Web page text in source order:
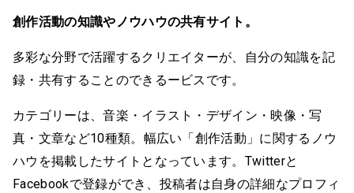
創作活動の知識やノウハウの共有サイト。
多彩な分野で活躍するクリエイターが、自分の知識を記
録・共有することのできるービスです。
カテゴリーは、音楽・イラスト・デザイン・映像・写
真・文章など10種類。幅広い「創作活動」に関するノウ
ハウを掲載したサイトとなっています。Twitterと
Facebookで登録ができ、投稿者は自身の詳細なプロフィ